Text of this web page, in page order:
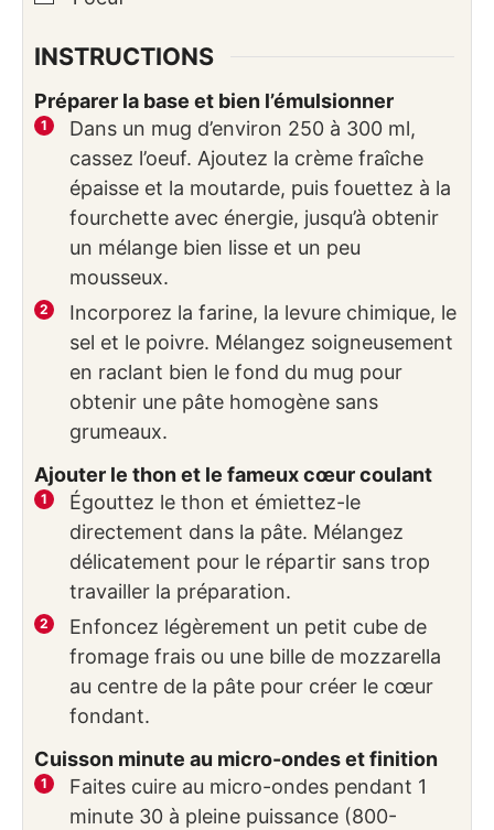
INSTRUCTIONS
Préparer la base et bien l’émulsionner
Dans un mug d’environ 250 à 300 ml,
cassez l’oeuf. Ajoutez la crème fraîche
épaisse et la moutarde, puis fouettez à la
fourchette avec énergie, jusqu’à obtenir
un mélange bien lisse et un peu
mousseux.
Incorporez la farine, la levure chimique, le
sel et le poivre. Mélangez soigneusement
en raclant bien le fond du mug pour
obtenir une pâte homogène sans
grumeaux.
Ajouter le thon et le fameux cœur coulant
Égouttez le thon et émiettez-le
directement dans la pâte. Mélangez
délicatement pour le répartir sans trop
travailler la préparation.
Enfoncez légèrement un petit cube de
fromage frais ou une bille de mozzarella
au centre de la pâte pour créer le cœur
fondant.
Cuisson minute au micro-ondes et finition
Faites cuire au micro-ondes pendant 1
minute 30 à pleine puissance (800-